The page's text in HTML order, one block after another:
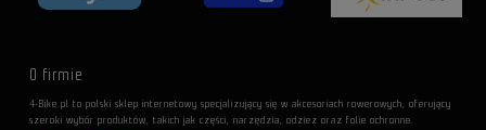
O firmie
4-Bike.pl to polski sklep internetowy specjalizujący się w akcesoriach rowerowych, oferujący
szeroki wybór produktów, takich jak części, narzędzia, odzież oraz folie ochronne.